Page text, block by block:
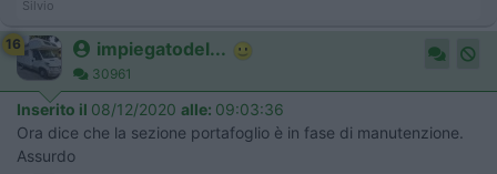
Silvio
16 impiegatodel...
30961
Inserito il 08/12/2020 alle: 09:03:36
Ora dice che la sezione portafoglio è in fase di manutenzione.
Assurdo